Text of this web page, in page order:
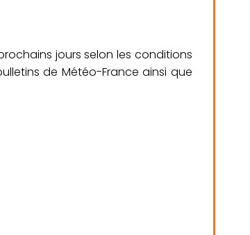
jours selon les conditions
de Météo-France ainsi que